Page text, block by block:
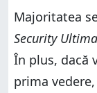
Majoritatea
Security
În plus, dacă
prima